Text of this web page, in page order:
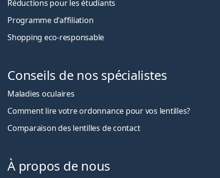
Réductions pour les étudiants
Programme d'affiliation
Shopping eco-responsable
Conseils de nos spécialistes
Maladies oculaires
Comment lire votre ordonnance pour vos lentilles?
Comparaison des lentilles de contact
À propos de nous